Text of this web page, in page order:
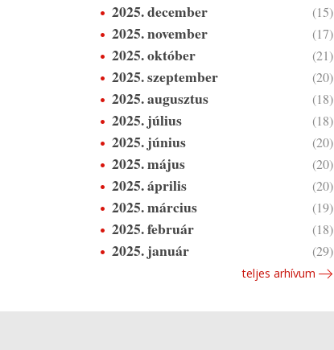
2025. december (15)
2025. november (17)
2025. október (21)
2025. szeptember (20)
2025. augusztus (18)
2025. július (18)
2025. június (20)
2025. május (20)
2025. április (20)
2025. március (19)
2025. február (18)
2025. január (29)
teljes arhívum